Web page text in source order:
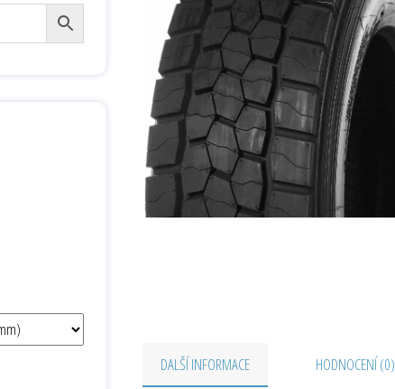
DALŠÍ INFORMACE HODNOCENÍ (0)